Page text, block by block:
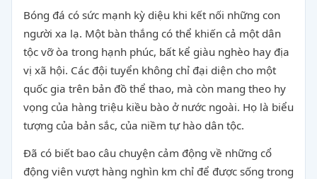
Bóng đá có sức mạnh kỳ diệu khi kết nối những con
người xa lạ. Một bàn thắng có thể khiến cả một dân
tộc vỡ òa trong hạnh phúc, bất kể giàu nghèo hay địa
vị xã hội. Các đội tuyển không chỉ đại diện cho một
quốc gia trên bản đồ thể thao, mà còn mang theo hy
vọng của hàng triệu kiều bào ở nước ngoài. Họ là biểu
tượng của bản sắc, của niềm tự hào dân tộc.
Đã có biết bao câu chuyện cảm động về những cổ
động viên vượt hàng nghìn km chỉ để được sống trong